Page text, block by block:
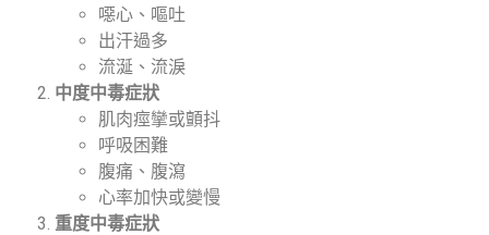
噁心、嘔吐
出汗過多
流涎、流淚
中度中毒症狀
肌肉痙攣或顫抖
呼吸困難
腹痛、腹瀉
心率加快或變慢
重度中毒症狀